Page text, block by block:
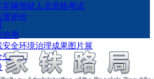
车辆驾驶人员资格考试
度评价
用
安全环境治理成果图片展
产月